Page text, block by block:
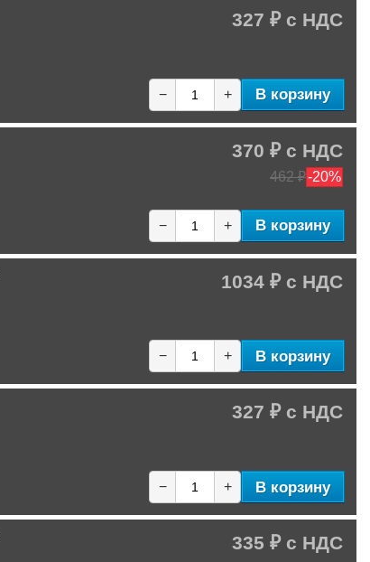
327 ₽
− + В корзину
370 ₽
462 ₽-20%
− + В корзину
1034 ₽
− + В корзину
327 ₽
− + В корзину
335 ₽